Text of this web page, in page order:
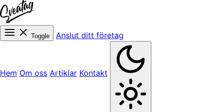
Toggle Anslut ditt företag
Hem Om oss Artiklar Kontakt